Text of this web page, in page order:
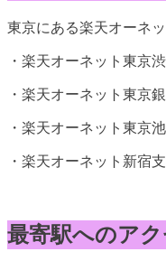
東京にある楽天オーネ
・楽天オーネット東京
・楽天オーネット東京
・楽天オーネット東京
・楽天オーネット新宿
最寄駅へのア